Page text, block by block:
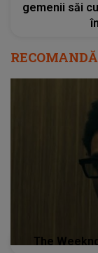
gemenii săi
The